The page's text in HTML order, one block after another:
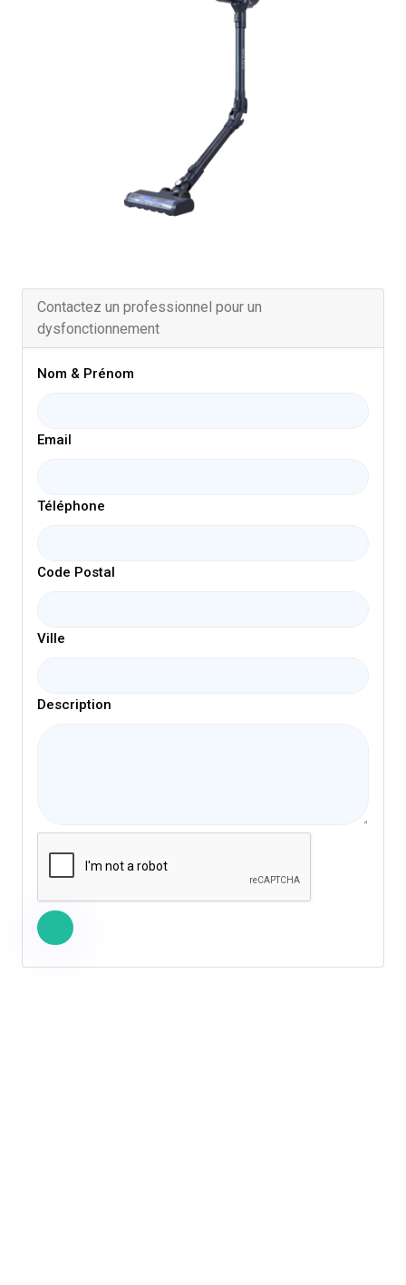
Contactez un professionnel pour un
dysfonctionnement
Nom & Prénom
Email
Téléphone
Code Postal
Ville
Description